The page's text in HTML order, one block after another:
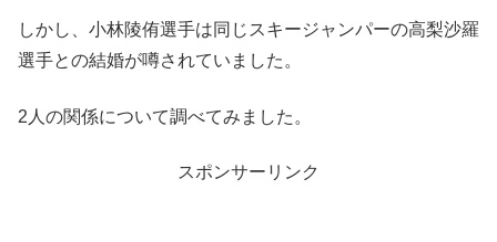
しかし、小林陵侑選手は同じスキージャンパーの高梨沙羅
選手との結婚が噂されていました。
2人の関係について調べてみました。
スポンサーリンク